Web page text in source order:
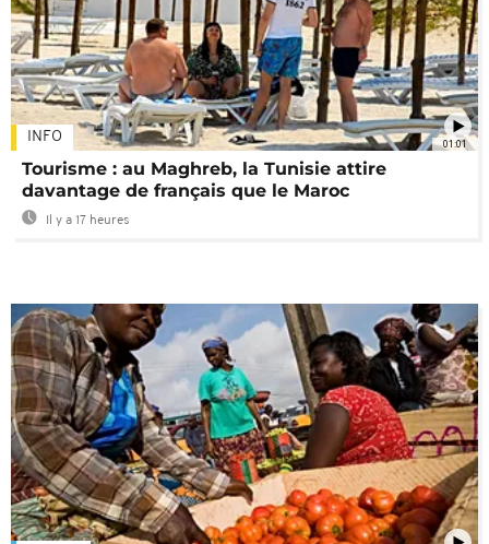
01:01
INFO
Tourisme : au Maghreb, la Tunisie attire
davantage de français que le Maroc
Il y a 17 heures